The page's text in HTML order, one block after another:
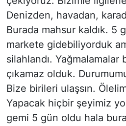
Denizden, havadan,
Burada mahsur kaldık. 5
markete gidebiliyorduk
silahlandı. Yağmalamalar
çıkamaz olduk.
Bize birileri ulaşsın.
Yapacak hiçbir şeyimiz
gemi 5 gün oldu hala